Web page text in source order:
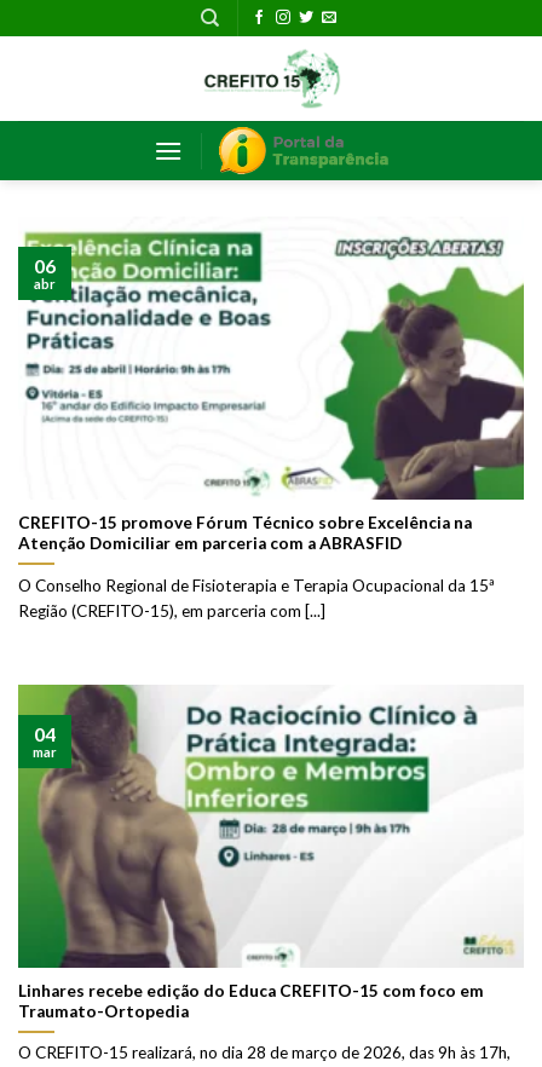
CREFITO-15 promove Fórum Técnico sobre Excelência na
Atenção Domiciliar em parceria com a ABRASFID
O Conselho Regional de Fisioterapia e Terapia Ocupacional da 15ª
Região (CREFITO-15), em parceria com [...]
06
abr
Linhares recebe edição do Educa CREFITO-15 com foco em
Traumato-Ortopedia
O CREFITO-15 realizará, no dia 28 de março de 2026, das 9h às 17h,
04
mar